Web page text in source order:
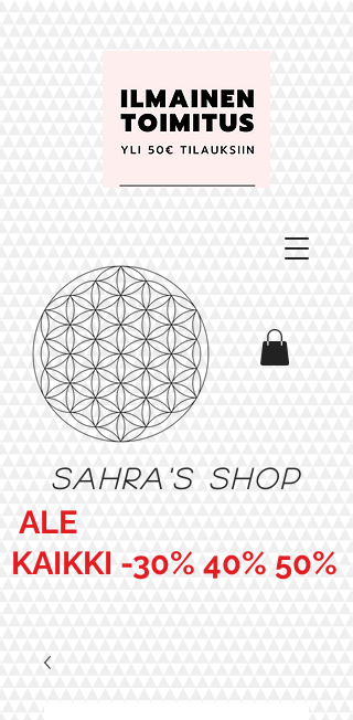
Sahra's shop
ALE
KAIKKI -30% 40% 50%